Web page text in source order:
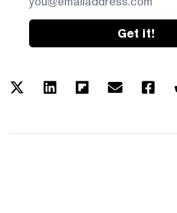
Get it!